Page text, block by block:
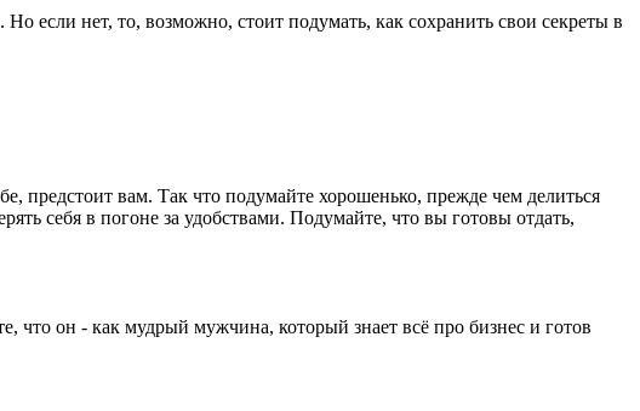
если нет, то, возможно, стоит подумать, как сохранить свои секреты в
предстоит вам. Так что подумайте хорошенько, прежде чем делиться
себя в погоне за удобствами. Подумайте, что вы готовы отдать,
что он - как мудрый мужчина, который знает всё про бизнес и готов